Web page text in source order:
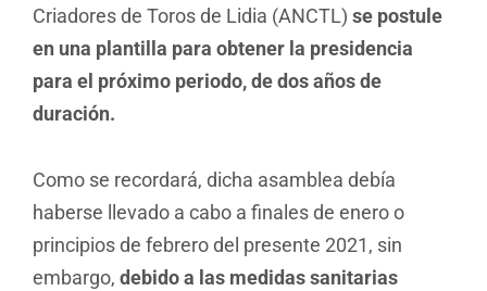
Criadores de Toros de Lidia (ANCTL) se postule
en una plantilla para obtener la presidencia
para el próximo periodo, de dos años de
duración.
Como se recordará, dicha asamblea debía
haberse llevado a cabo a finales de enero o
principios de febrero del presente 2021, sin
embargo, debido a las medidas sanitarias